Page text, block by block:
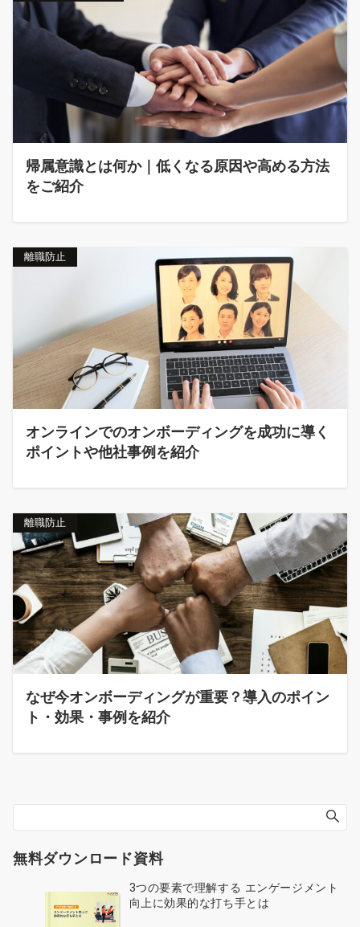
帰属意識とは何か｜低くなる原因や高める方法
をご紹介
離職防止
オンラインでのオンボーディングを成功に導く
ポイントや他社事例を紹介
離職防止
なぜ今オンボーディングが重要？導入のポイン
ト・効果・事例を紹介
無料ダウンロード資料
3つの要素で理解する エンゲージメント
向上に効果的な打ち手とは